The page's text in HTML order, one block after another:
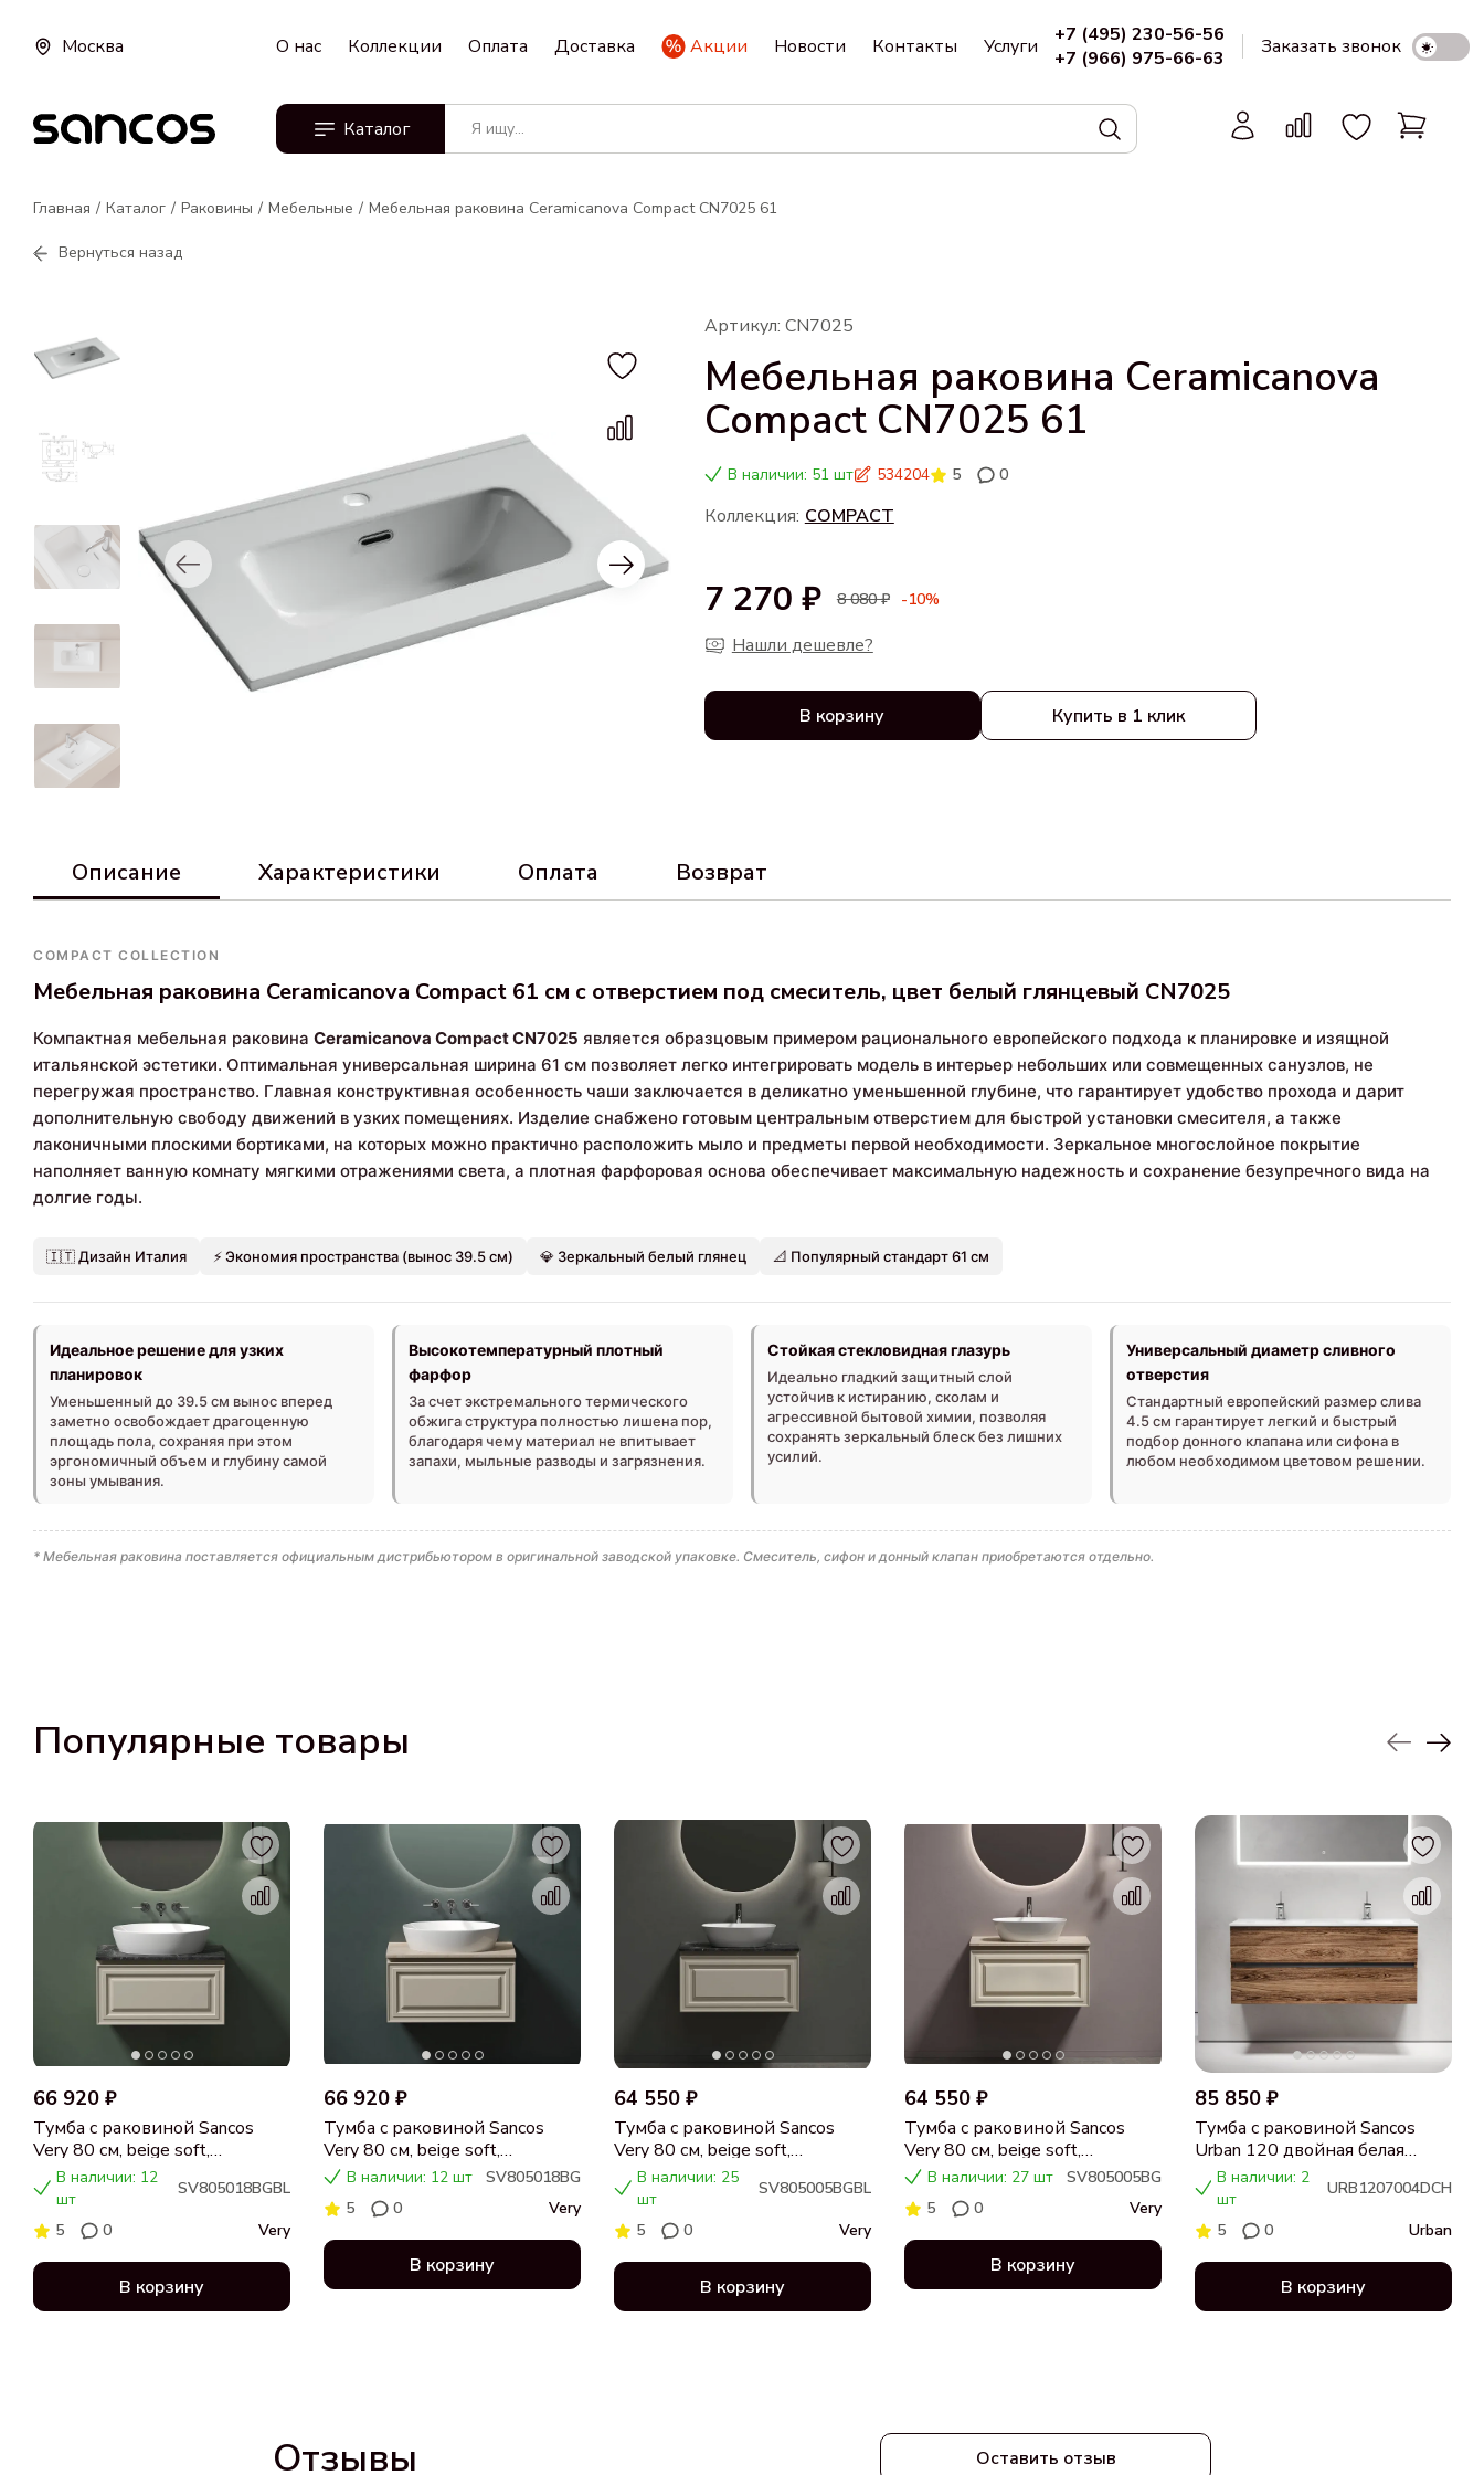
Москва О нас Коллекции Оплата Доставка Акции Новости Контакты Услуги
+7 (495) 230-56-56
+7 (966) 975-66-63
Заказать звонок
Каталог
Главная Каталог Раковины Мебельные Мебельная раковина Ceramicanova Compact CN7025 61
Вернуться назад
Артикул: CN7025
Мебельная раковина Ceramicanova
Compact CN7025 61
В наличии: 51 шт 534204 5 0
Коллекция: COMPACT
7 270 ₽ 8 080 ₽ -10%
Нашли дешевле?
В корзину Купить в 1 клик
Описание Характеристики Оплата Возврат
COMPACT COLLECTION
Мебельная раковина Ceramicanova Compact 61 см с отверстием под смеситель, цвет белый глянцевый CN7025
Компактная мебельная раковина Ceramicanova Compact CN7025 является образцовым примером рационального европейского подхода к планировке и изящной
итальянской эстетики. Оптимальная универсальная ширина 61 см позволяет легко интегрировать модель в интерьер небольших или совмещенных санузлов, не
перегружая пространство. Главная конструктивная особенность чаши заключается в деликатно уменьшенной глубине, что гарантирует удобство прохода и дарит
дополнительную свободу движений в узких помещениях. Изделие снабжено готовым центральным отверстием для быстрой установки смесителя, а также
лаконичными плоскими бортиками, на которых можно практично расположить мыло и предметы первой необходимости. Зеркальное многослойное покрытие
наполняет ванную комнату мягкими отражениями света, а плотная фарфоровая основа обеспечивает максимальную надежность и сохранение безупречного вида на
долгие годы.
🇮🇹 Дизайн Италия ⚡ Экономия пространства (вынос 39.5 см) 💎 Зеркальный белый глянец 📐 Популярный стандарт 61 см
Идеальное решение для узких
планировок
Уменьшенный до 39.5 см вынос вперед
заметно освобождает драгоценную
площадь пола, сохраняя при этом
эргономичный объем и глубину самой
зоны умывания.
Высокотемпературный плотный
фарфор
За счет экстремального термического
обжига структура полностью лишена пор,
благодаря чему материал не впитывает
запахи, мыльные разводы и загрязнения.
Стойкая стекловидная глазурь
Идеально гладкий защитный слой
устойчив к истиранию, сколам и
агрессивной бытовой химии, позволяя
сохранять зеркальный блеск без лишних
усилий.
Универсальный диаметр сливного
отверстия
Стандартный европейский размер слива
4.5 см гарантирует легкий и быстрый
подбор донного клапана или сифона в
любом необходимом цветовом решении.
* Мебельная раковина поставляется официальным дистрибьютором в оригинальной заводской упаковке. Смеситель, сифон и донный клапан приобретаются отдельно.
Популярные товары
66 920 ₽
Тумба с раковиной Sancos
Very 80 см, beige soft,
столешница черный мрамор,
раковина CN5018
В наличии: 12
шт
SV805018BGBL
5
0 Very
В корзину
66 920 ₽
Тумба с раковиной Sancos
Very 80 см, beige soft,
столешница бежевая,
раковина CN5018
В наличии: 12 шт
SV805018BG
5
0 Very
В корзину
64 550 ₽
Тумба с раковиной Sancos
Very 80 см, beige soft,
столешница черный мрамор,
раковина CN5005
В наличии: 25
шт
SV805005BGBL
5
0 Very
В корзину
64 550 ₽
Тумба с раковиной Sancos
Very 80 см, beige soft,
столешница бежевая,
раковина CN5005
В наличии: 27 шт
SV805005BG
5
0 Very
В корзину
85 850 ₽
Тумба с раковиной Sancos
Urban 120 двойная белая
раковина CN7004, дуб
чарльстон
В наличии: 2
шт
URB1207004DCH
5
0 Urban
В корзину
Отзывы Оставить отзыв